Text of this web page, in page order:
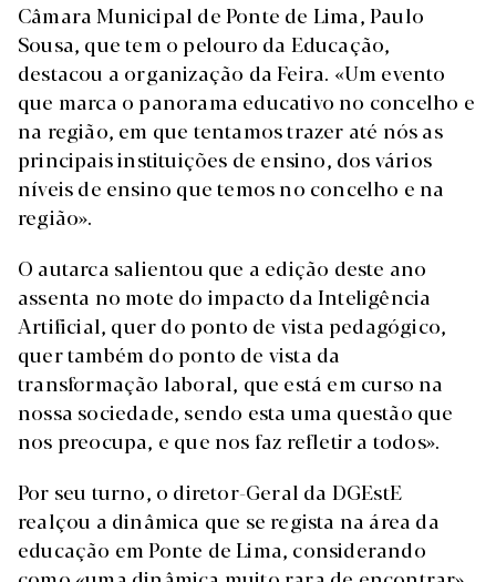
Câmara Municipal de Ponte de Lima, Paulo
Sousa, que tem o pelouro da Educação,
destacou a organização da Feira. «Um evento
que marca o panorama educativo no concelho e
na região, em que tentamos trazer até nós as
principais instituições de ensino, dos vários
níveis de ensino que temos no concelho e na
região».
O autarca salientou que a edição deste ano
assenta no mote do impacto da Inteligência
Artificial, quer do ponto de vista pedagógico,
quer também do ponto de vista da
transformação laboral, que está em curso na
nossa sociedade, sendo esta uma questão que
nos preocupa, e que nos faz refletir a todos».
Por seu turno, o diretor-Geral da DGEstE
realçou a dinâmica que se regista na área da
educação em Ponte de Lima, considerando